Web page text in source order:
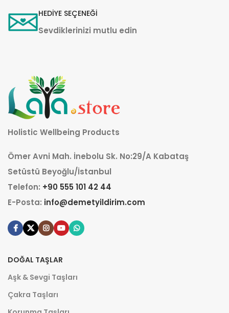
HEDİYE SEÇENEĞİ
Sevdiklerinizi mutlu edin
Holistic Wellbeing Products
Ömer Avni Mah. İnebolu Sk. No:29/A Kabataş
Setüstü Beyoğlu/İstanbul
Telefon: +90 555 101 42 44
E-Posta: info@demetyildirim.com
DOĞAL TAŞLAR
Aşk & Sevgi Taşları
Çakra Taşları